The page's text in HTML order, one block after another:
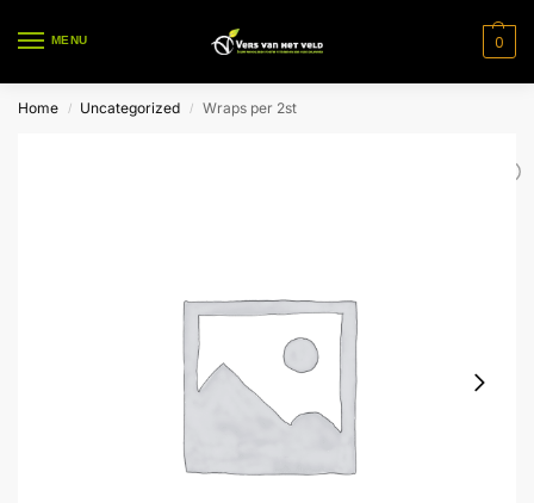
MENU 0
Home / Uncategorized / Wraps per 2st